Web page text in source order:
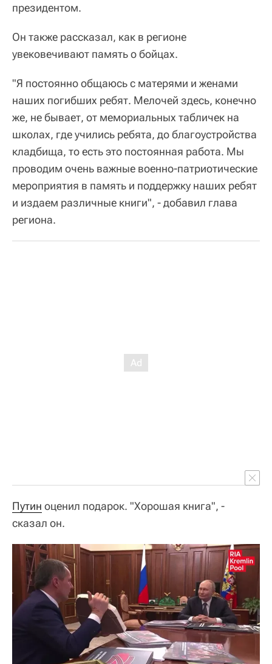
президентом.
Он также рассказал, как в регионе
увековечивают память о бойцах.
"Я постоянно общаюсь с матерями и женами
наших погибших ребят. Мелочей здесь, конечно
же, не бывает, от мемориальных табличек на
школах, где учились ребята, до благоустройства
кладбища, то есть это постоянная работа. Мы
проводим очень важные военно-патриотические
мероприятия в память и поддержку наших ребят
и издаем различные книги", - добавил глава
региона.
Путин оценил подарок. "Хорошая книга", -
сказал он.